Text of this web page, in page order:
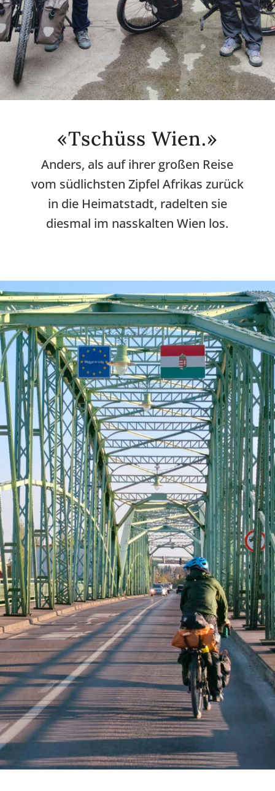
«Tschüss Wien.»
Anders, als auf ihrer großen Reise
vom südlichsten Zipfel Afrikas zurück
in die Heimatstadt, radelten sie
diesmal im nasskalten Wien los.